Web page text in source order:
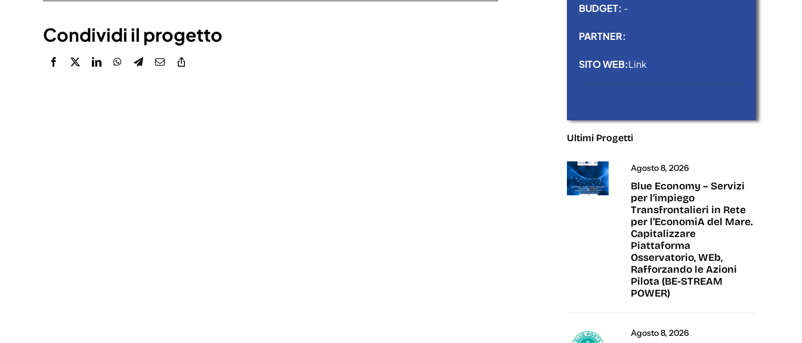
Condividi il progetto
BUDGET: -
PARTNER:
SITO WEB:Link
Ultimi Progetti
Agosto 8, 2026
Blue Economy – Servizi
per l’impiego
Transfrontalieri in Rete
per l’EconomiA del Mare.
Capitalizzare
Piattaforma
Osservatorio, WEb,
Rafforzando le Azioni
Pilota (BE-STREAM
POWER)
Agosto 8, 2026